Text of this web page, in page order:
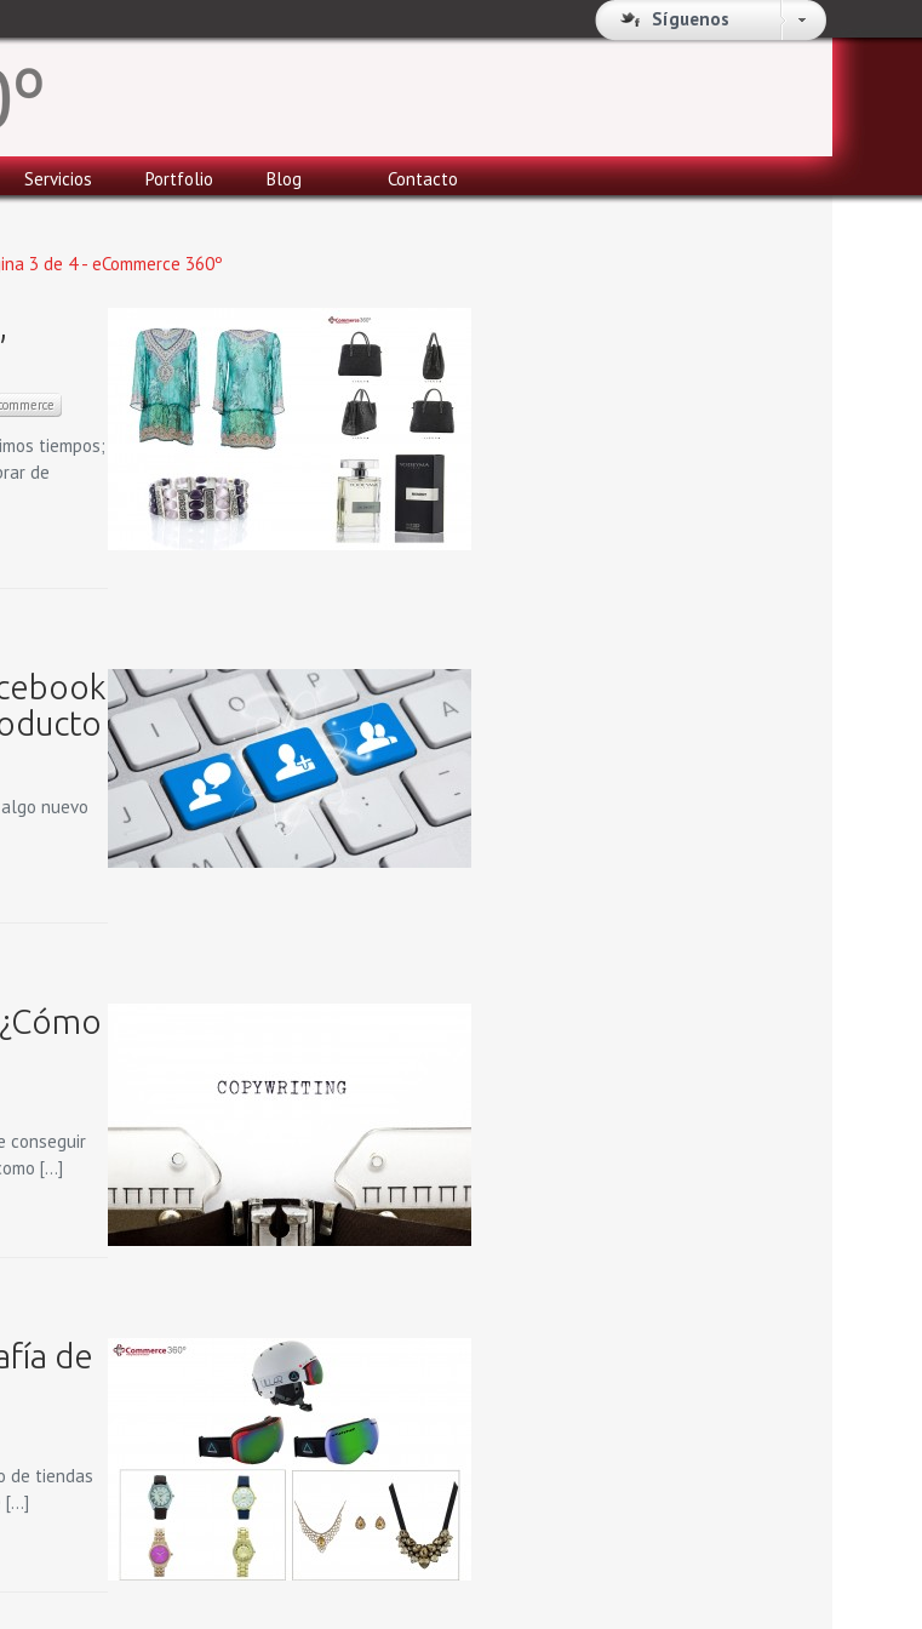
Servicios Portfolio Blog Contacto
Síguenos
3 de 4 - eCommerce 360º
tiempos;
de
nuevo
conseguir
[…]
de
de tiendas
[…]